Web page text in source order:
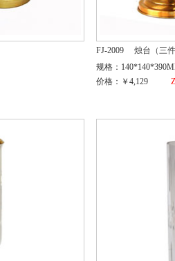
FJ-2009
烛台（三
规格：
价格：￥4,129